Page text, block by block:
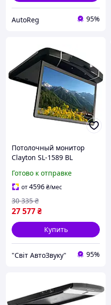
AutoReg 95%
Потолочный монитор
Clayton SL-1589 BL
Готово к отправке
от4596₴/мес
27 577₴
30 335 ₴
Купить
"Світ АвтоЗвуку" 95%